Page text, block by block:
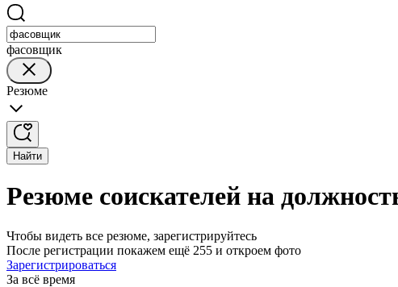
фасовщик
Резюме
Найти
Резюме соискателей на
Чтобы видеть все резюме, зарегистрируйтесь
После регистрации покажем ещё 255 и откроем фото
Зарегистрироваться
За всё время